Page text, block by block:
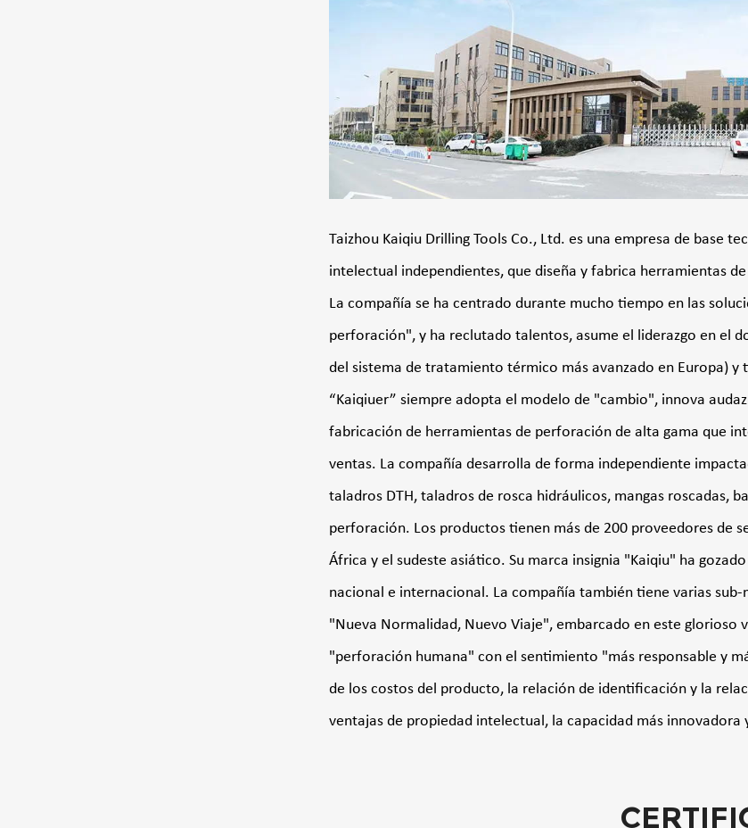
Taizhou Kaiqiu Drilling Tools Co., Ltd. es una empresa de base
intelectual independientes, que diseña y fabrica herramientas
La compañía se ha centrado durante mucho tiempo en las
perforación", y ha reclutado talentos, asume el liderazgo en el
del sistema de tratamiento térmico más avanzado en Europa)
“Kaiqiuer” siempre adopta el modelo de "cambio", innova
fabricación de herramientas de perforación de alta gama que
ventas. La compañía desarrolla de forma independiente
taladros DTH, taladros de rosca hidráulicos, mangas roscadas,
perforación. Los productos tienen más de 200 proveedores de
África y el sudeste asiático. Su marca insignia "Kaiqiu" ha
nacional e internacional. La compañía también tiene varias sub-
"Nueva Normalidad, Nuevo Viaje", embarcado en este glorioso
"perforación humana" con el sentimiento "más responsable y
de los costos del producto, la relación de identificación y la
ventajas de propiedad intelectual, la capacidad más